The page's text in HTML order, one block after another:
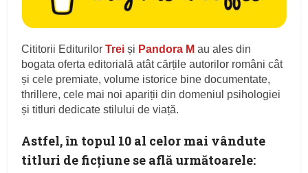
Cititorii EditurilorTrei și Pandora M au ales din
bogata oferta editorială atât cărțile autorilor români cât
și cele premiate, volume istorice bine documentate,
thrillere, cele mai noi apariții din domeniul psihologiei
și titluri dedicate stilului de viață.
Astfel, în topul 10 al celor mai vândute
titluri de ficțiune se află următoarele: